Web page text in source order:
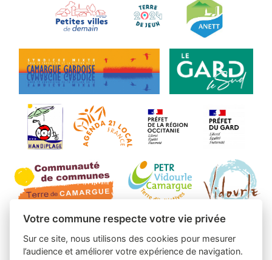
Votre commune respecte votre vie privée
Sur ce site, nous utilisons des cookies pour mesurer
l’audience et améliorer votre expérience de navigation.